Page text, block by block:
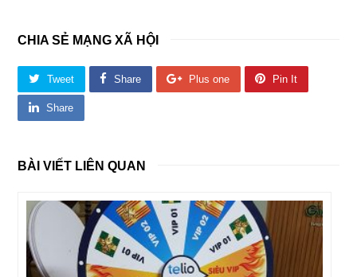
CHIA SẺ MẠNG XÃ HỘI
Tweet Share Plus one Pin It
Share
BÀI VIẾT LIÊN QUAN